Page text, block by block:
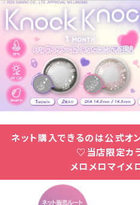
ネット購入できるのは公式オ
♡当店限定カ
メロメロマイメ